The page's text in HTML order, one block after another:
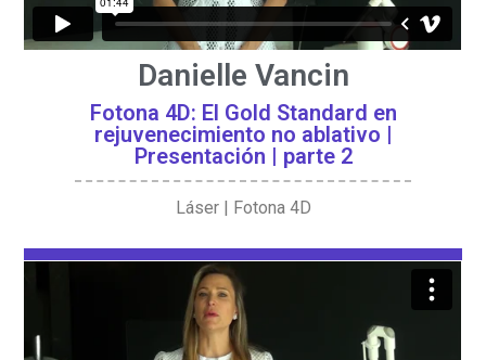
Danielle Vancin
Fotona 4D: El Gold Standard en
rejuvenecimiento no ablativo |
Presentación | parte 2
Láser | Fotona 4D